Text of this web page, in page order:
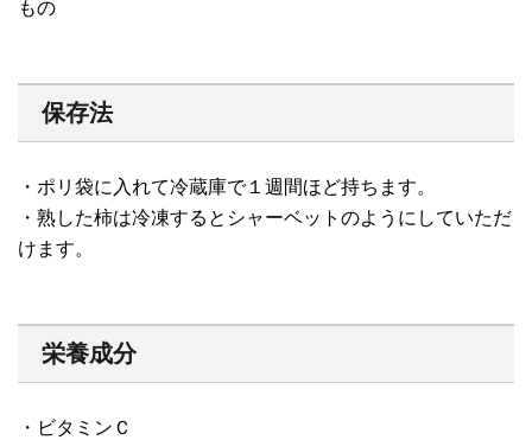
もの
保存法
・ポリ袋に入れて冷蔵庫で１週間ほど持ちます。
・熟した柿は冷凍するとシャーベットのようにしていただ
けます。
栄養成分
・ビタミンＣ